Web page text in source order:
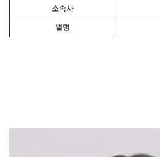
소속사
별명